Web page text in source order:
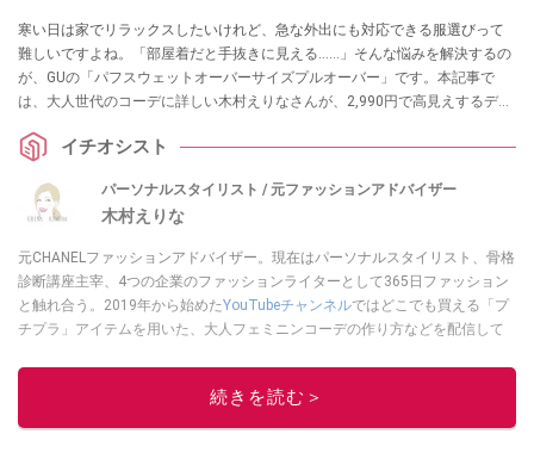
寒い日は家でリラックスしたいけれど、急な外出にも対応できる服選びって
難しいですよね。「部屋着だと手抜きに見える……」そんな悩みを解決するの
が、GUの「パフスウェットオーバーサイズプルオーバー」です。本記事で
は、大人世代のコーデに詳しい木村えりなさんが、2,990円で高見えするデザ
も外でも「楽しておしゃれ」を楽しみたい方は必見です！
イチオシスト
パーソナルスタイリスト / 元ファッションアドバイザー
木村えりな
元CHANELファッションアドバイザー。現在はパーソナルスタイリスト、骨格
診断講座主宰、4つの企業のファッションライターとして365日ファッション
と触れ合う。2019年から始めたYouTubeチャンネルではどこでも買える「プ
チプラ」アイテムを用いた、大人フェミニンコーデの作り方などを配信して
このイチオシストの他の記事を読む
続きを読む＞